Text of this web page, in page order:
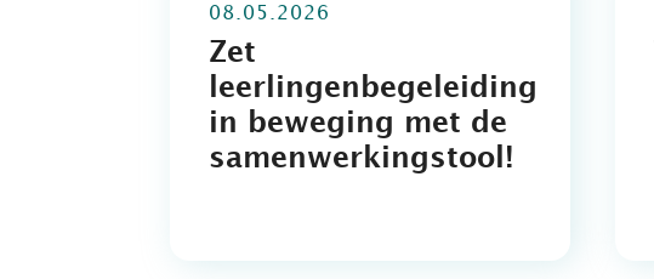
08.05.2026
Zet
leerlingenbegeleiding
in beweging met de
samenwerkingstool!